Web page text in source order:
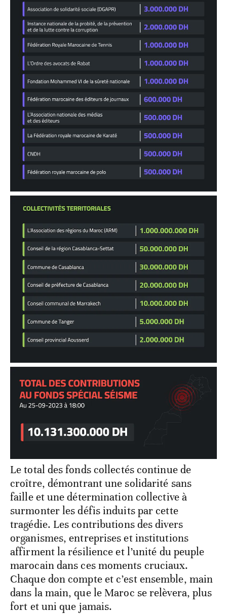
Le total des fonds collectés continue de
croître, démontrant une solidarité sans
faille et une détermination collective à
surmonter les défis induits par cette
tragédie. Les contributions des divers
organismes, entreprises et institutions
affirment la résilience et l’unité du peuple
marocain dans ces moments cruciaux.
Chaque don compte et c’est ensemble, main
dans la main, que le Maroc se relèvera, plus
fort et uni que jamais.